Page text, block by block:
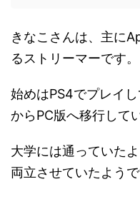
きなこさんは、主に
るストリーマーです。
始めはPS4でプレイ
からPC版へ移行して
大学には通っていた
両立させていたようで